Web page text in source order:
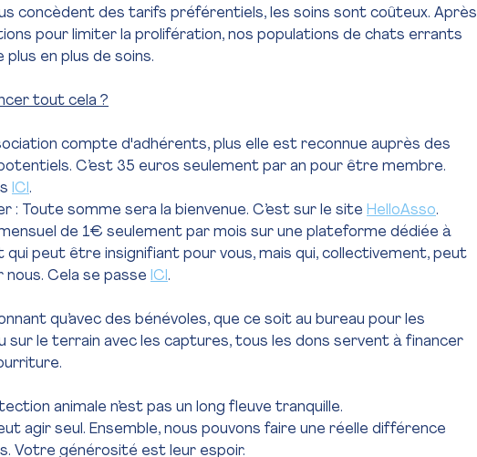
concèdent des tarifs préférentiels, les soins sont coûteux. Après
pour limiter la prolifération, nos populations de chats errants
en plus de soins.
tout cela ?
association compte d'adhérents, plus elle est reconnue auprès des
C’est 35 euros seulement par an pour être membre.
ICI .
: Toute somme sera la bienvenue. C’est sur le site HelloAsso.
mensuel de 1€ seulement par mois sur une plateforme dédiée à
qui peut être insignifiant pour vous, mais qui, collectivement, peut
Cela se passe ICI .
qu’avec des bénévoles, que ce soit au bureau pour les
sur le terrain avec les captures, tous les dons servent à financer
animale n’est pas un long fleuve tranquille.
agir seul. Ensemble, nous pouvons faire une réelle différence
Votre générosité est leur espoir.